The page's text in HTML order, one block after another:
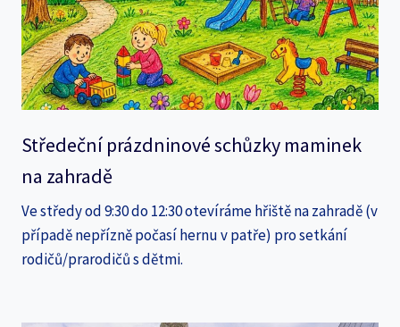
Středeční prázdninové schůzky maminek
na zahradě
Ve středy od 9:30 do 12:30 otevíráme hřiště na zahradě (v
případě nepřízně počasí hernu v patře) pro setkání
rodičů/prarodičů s dětmi.